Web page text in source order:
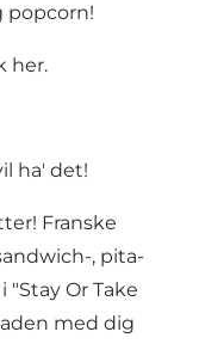
popcorn!
her.
ha' det!
Franske
, pita-
Or Take
med dig